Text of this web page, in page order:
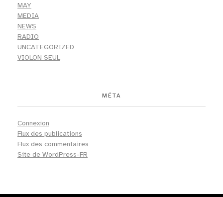
MAY
MEDIA
NEWS
RADIO
UNCATEGORIZED
VIOLON SEUL
MÉTA
Connexion
Flux des publications
Flux des commentaires
Site de WordPress-FR